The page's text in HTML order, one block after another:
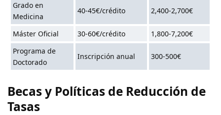
Grado en
Medicina
40-45€/crédito 2,400-2,700€
Máster Oficial 30-60€/crédito
1,800-7,200€
Programa de
Doctorado
Inscripción anual 300-500€
Becas y Políticas de Reducción de
Tasas